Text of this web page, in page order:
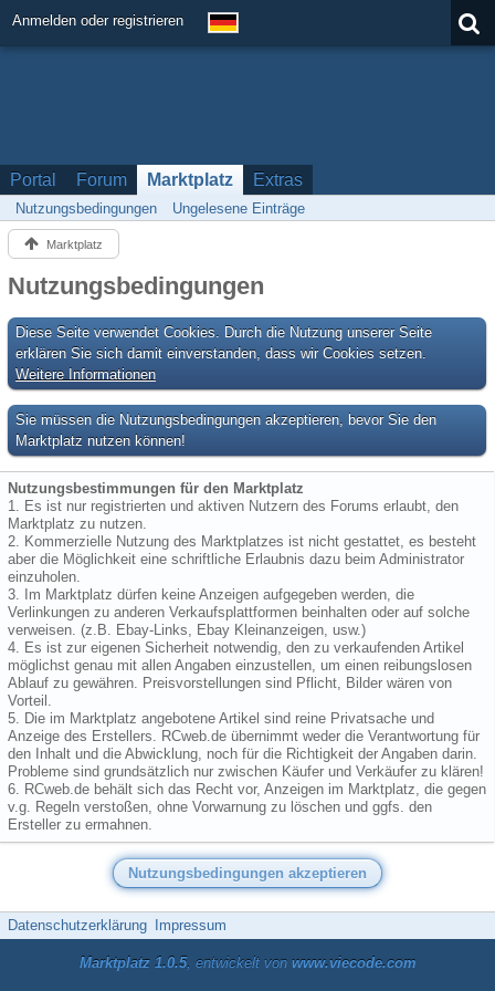
Anmelden oder registrieren
Portal Forum Marktplatz Extras
Nutzungsbedingungen Ungelesene Einträge
Marktplatz
Nutzungsbedingungen
Diese Seite verwendet Cookies. Durch die Nutzung unserer Seite
erklären Sie sich damit einverstanden, dass wir Cookies setzen.
Weitere Informationen
Sie müssen die Nutzungsbedingungen akzeptieren, bevor Sie den
Marktplatz nutzen können!
Nutzungsbestimmungen für den Marktplatz
1. Es ist nur registrierten und aktiven Nutzern des Forums erlaubt, den
Marktplatz zu nutzen.
2. Kommerzielle Nutzung des Marktplatzes ist nicht gestattet, es besteht
aber die Möglichkeit eine schriftliche Erlaubnis dazu beim Administrator
einzuholen.
3. Im Marktplatz dürfen keine Anzeigen aufgegeben werden, die
Verlinkungen zu anderen Verkaufsplattformen beinhalten oder auf solche
verweisen. (z.B. Ebay-Links, Ebay Kleinanzeigen, usw.)
4. Es ist zur eigenen Sicherheit notwendig, den zu verkaufenden Artikel
möglichst genau mit allen Angaben einzustellen, um einen reibungslosen
Ablauf zu gewähren. Preisvorstellungen sind Pflicht, Bilder wären von
Vorteil.
5. Die im Marktplatz angebotene Artikel sind reine Privatsache und
Anzeige des Erstellers. RCweb.de übernimmt weder die Verantwortung für
den Inhalt und die Abwicklung, noch für die Richtigkeit der Angaben darin.
Probleme sind grundsätzlich nur zwischen Käufer und Verkäufer zu klären!
6. RCweb.de behält sich das Recht vor, Anzeigen im Marktplatz, die gegen
v.g. Regeln verstoßen, ohne Vorwarnung zu löschen und ggfs. den
Ersteller zu ermahnen.
Datenschutzerklärung Impressum
Marktplatz 1.0.5, entwickelt von www.viecode.com